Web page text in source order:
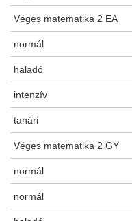
Véges matematika 2 EA
normál
haladó
intenzív
tanári
Véges matematika 2 GY
normál
normál